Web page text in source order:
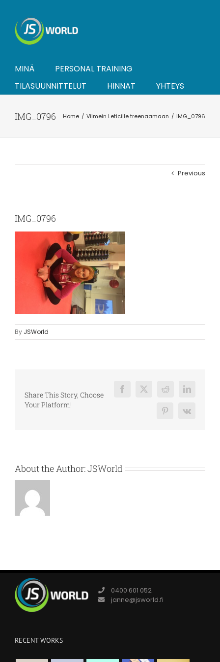
content
MINÄ
PERSONAL TRAINING
TILASUUNNITTELUT
HINNAT YHTEYS
IMG_0796 Home Viimein Leticille treenaamaan IMG_0796
Previous
IMG_0796
By JSWorld
Share This Story, Choose
Your Platform!
Facebook
X Reddit LinkedIn
Pinterest
Vk
About the Author:JSWorld
0400 601 052
janne@jsworld.fi
RECENT WORKS